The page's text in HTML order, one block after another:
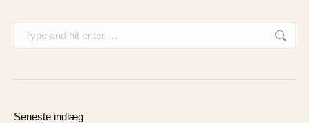
Seneste indlæg